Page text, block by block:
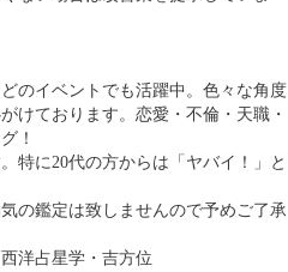
愛の悩み、職場運、人間関係、開
で5万人以上のお客様を鑑定した実績
応しています。
六爻（ろっこう）占術、姓名判断
みに付いては白黒はっきり付けた答
ない場合は改善策を提示していま